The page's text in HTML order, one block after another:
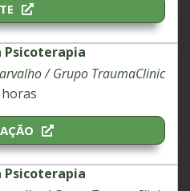
Psicoterapia
/ Grupo TraumaClinic
Psicoterapia